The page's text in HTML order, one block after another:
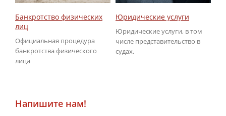
Банкротство физических
лиц
Официальная процедура
банкротства физического
лица
Юридические услуги
Юридические услуги, в том
числе представительство в
судах.
Напишите нам!